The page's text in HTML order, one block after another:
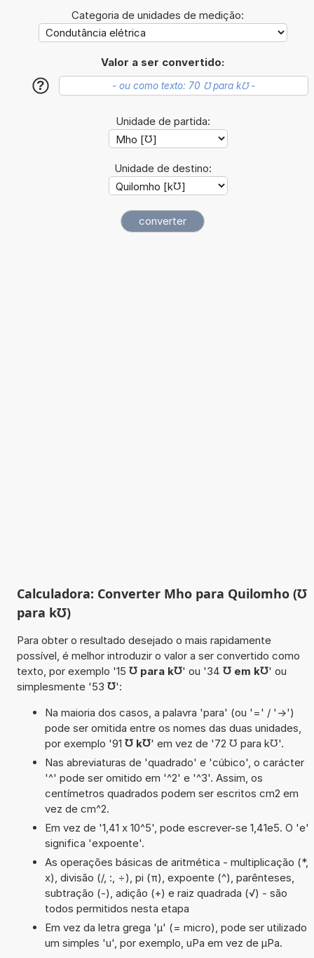
Categoria de unidades de medição:
Valor a ser convertido:
?
Unidade de partida:
Unidade de destino:
Calculadora: Converter Mho para Quilomho (℧
para k℧)
Para obter o resultado desejado o mais rapidamente
possível, é melhor introduzir o valor a ser convertido como
texto, por exemplo '15 ℧ para k℧' ou '34 ℧ em k℧' ou
simplesmente '53 ℧':
Na maioria dos casos, a palavra 'para' (ou '=' / '->')
pode ser omitida entre os nomes das duas unidades,
por exemplo '91 ℧ k℧' em vez de '72 ℧ para k℧'.
Nas abreviaturas de 'quadrado' e 'cúbico', o carácter
'^' pode ser omitido em '^2' e '^3'. Assim, os
centímetros quadrados podem ser escritos cm2 em
vez de cm^2.
Em vez de '1,41 x 10^5', pode escrever-se 1,41e5. O 'e'
significa 'expoente'.
As operações básicas de aritmética - multiplicação (*,
x), divisão (/, :, ÷), pi (π), expoente (^), parênteses,
subtração (-), adição (+) e raiz quadrada (√) - são
todos permitidos nesta etapa
Em vez da letra grega 'µ' (= micro), pode ser utilizado
um simples 'u', por exemplo, uPa em vez de µPa.